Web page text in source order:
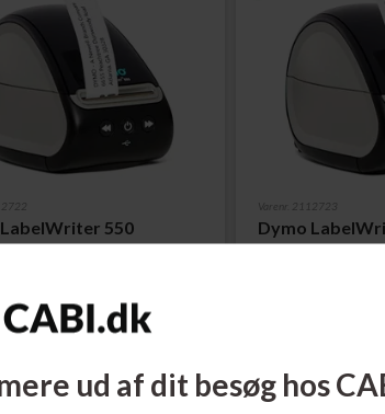
ud af dit besøg hos
550
Varenr. 2112723
Dymo